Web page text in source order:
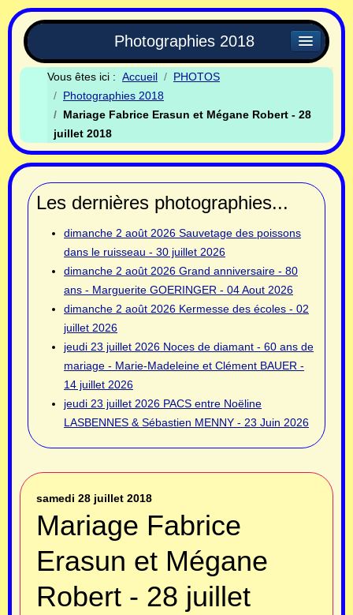
Photographies 2018
Vous êtes ici : Accueil
PHOTOS
Photographies 2018
Mariage Fabrice Erasun et Mégane Robert - 28
juillet 2018
Les dernières photographies...
dimanche 2 août 2026 Sauvetage des poissons
dans le ruisseau - 30 juillet 2026
dimanche 2 août 2026 Grand anniversaire - 80
ans - Marguerite GOERINGER - 04 Aout 2026
dimanche 2 août 2026 Kermesse des écoles - 02
juillet 2026
jeudi 23 juillet 2026 Noces de diamant - 60 ans de
mariage - Marie-Madeleine et Clément BAUER -
14 juillet 2026
jeudi 23 juillet 2026 PACS entre Noëline
LASBENNES & Sébastien MENNY - 23 Juin 2026
samedi 28 juillet 2018
Mariage Fabrice
Erasun et Mégane
Robert - 28 juillet